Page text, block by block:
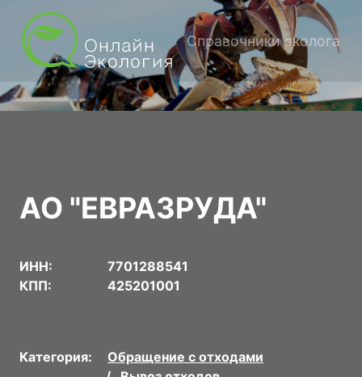
Справочники эколога
АО "ЕВРАЗРУДА"
ИНН:
7701288541
КПП:
425201001
Категория:
Обращение с отходами